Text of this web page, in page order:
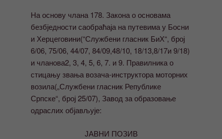
На основу члана 178. Закона о основама
безбједности саобраћаја на путевима у Босни
и Херцеговини(“Службени гласник БиХ“, број
6/06, 75/06, 44/07, 84/09,48/10, 18/13,8/17и 9/18)
и чланова2, 3, 4, 5, 6, 7. и 9. Правилника о
стицању звања возача-инструктора моторних
возила(„Службени гласник Републике
Српске“, број 25/07), Завод за образовање
одраслих објављује:
ЈАВНИ ПОЗИВ